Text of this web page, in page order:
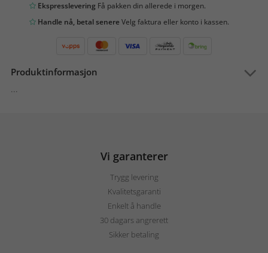
Ekspresslevering Få pakken din allerede i morgen.
Handle nå, betal senereVelg faktura eller konto i kassen.
Produktinformasjon
...
Vi garanterer
Trygg levering
Kvalitetsgaranti
Enkelt å handle
30 dagars angrerett
Sikker betaling